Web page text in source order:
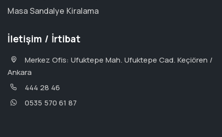
Masa Sandalye Kiralama
İletişim / İrtibat
Merkez Ofis: Ufuktepe Mah. Ufuktepe Cad. Keçiören /
Ankara
444 28 46
0535 570 61 87